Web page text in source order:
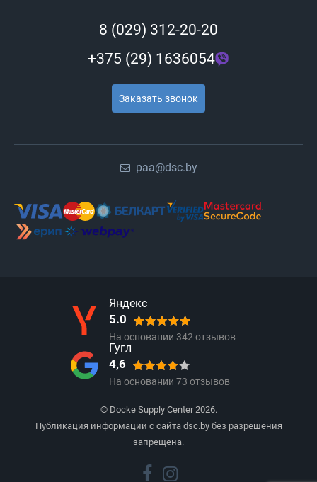
8 (029) 312-20-20
+375 (29) 1636054
Заказать звонок
paa@dsc.by
Яндекс
5.0
На основании 342 отзывов
Гугл
4,6
На основании 73 отзывов
© Docke Supply Center 2026.
Публикация информации с сайта dsc.by без разрешения
запрещена.